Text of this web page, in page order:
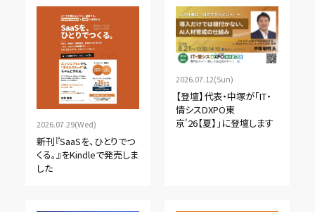
2026.07.29(Wed)
新刊『SaaSを、ひとりでつ
くる。』をKindleで発売しま
した
2026.07.12(Sun)
【登壇】代表・中塚が「IT・
情シスDXPO東
京'26【夏】」に登壇します